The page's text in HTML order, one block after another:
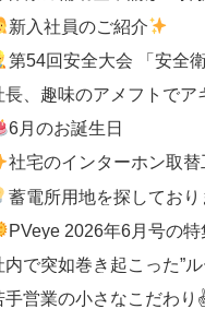
新入社員のご紹介
第54回安全大会 「安全衛生優良事業場」
長、趣味のアメフトでア
6月のお誕生日
社宅のインターホン取替工事
蓄電所用地を探しており
PVeye 2026年6月号の特集にて、関西エリアの
手営業の小さなこだわ